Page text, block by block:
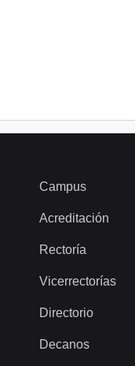
Campus
Acreditación
Rectoría
Vicerrectorías
Directorio
Decanos